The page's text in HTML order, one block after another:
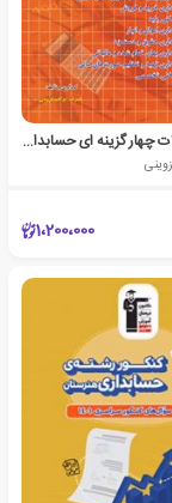
مجموعه سوالات چهار گزینه ای حسابداری
1،200،000